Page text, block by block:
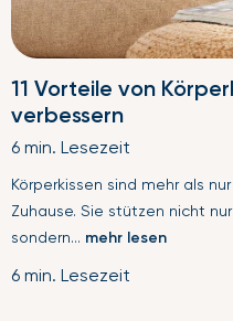
11 Vorteile von
verbessern
6 min. Lesezeit
Körperkissen sind mehr als
Zuhause. Sie stützen nicht
sondern... mehr lesen
6 min. Lesezeit